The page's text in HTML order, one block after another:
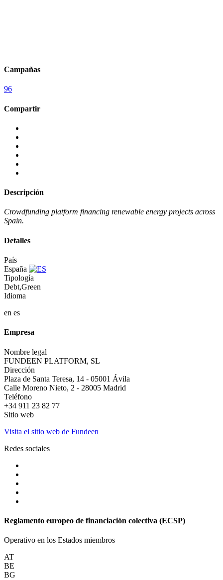
Campañas
96
Compartir
Descripción
Crowdfunding platform financing renewable energy projects across
Spain.
Detalles
País
España
Tipología
Debt,Green
Idioma
en es
Empresa
Nombre legal
FUNDEEN PLATFORM, SL
Dirección
Plaza de Santa Teresa, 14 - 05001 Ávila
Calle Moreno Nieto, 2 - 28005 Madrid
Teléfono
+34 911 23 82 77
Sitio web
Visita el sitio web de Fundeen
Redes sociales
Reglamento europeo de financiación colectiva (ECSP)
Operativo en los Estados miembros
AT
BE
BG